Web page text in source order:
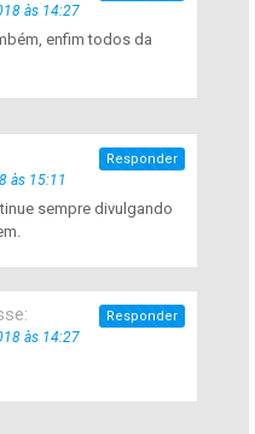
às 14:27
enfim todos da
às 15:11
sempre divulgando
Responder
às 14:27
Responder